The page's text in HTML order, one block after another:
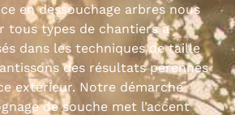
en dessouchage arbres nous
tous types de chantiers à
dans les techniques de taille
des résultats pérennes
extérieur. Notre démarche
de souche met l’accent